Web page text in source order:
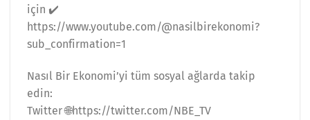
için ✔️
https://www.youtube.com/@nasilbirekonomi?
sub_confirmation=1
Nasıl Bir Ekonomi’yi tüm sosyal ağlarda takip
edin:
Twitter 🌐https://twitter.com/NBE_TV